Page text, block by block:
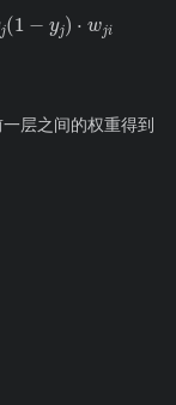
∂yj⋅yj(1
层之间的权重得到